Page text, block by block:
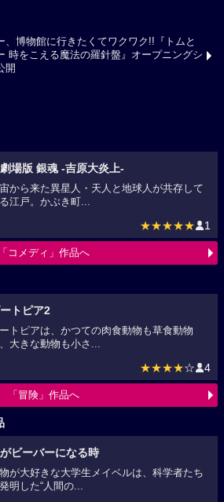
、博物館に行きたくてワクワク!!『トムと
時をこえる魔法の羅針盤』オープニングシ
開
場版 銀魂 -吉原大炎上-
から来た異星人・天人と地球人が共存して
江戸。かぶき町...
★★★★★ 1
「コメディ」作品へ
トピア2
トピアは、かつての肉食動物も草食動物
大きな動物も小さ...
★★★★☆ 4
「冒険」作品へ
ビーバーになる時
が大好きな大学生メイベルは、科学者たち
明した“人間の...